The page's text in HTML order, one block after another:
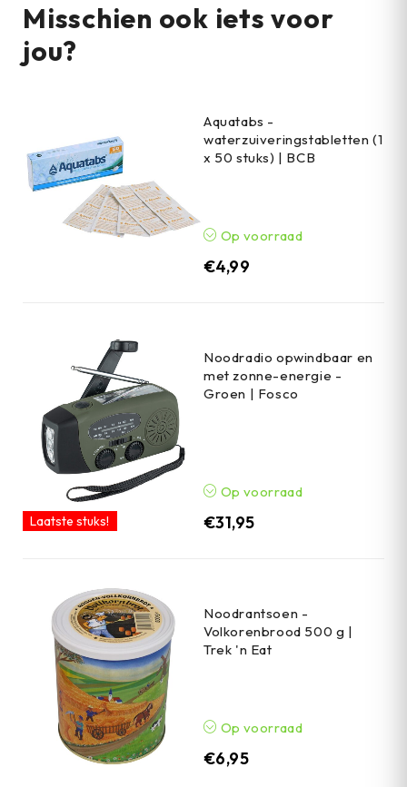
Misschien ook iets voor
jou?
Aquatabs -
waterzuiveringstabletten (1
x 50 stuks) | BCB
Op voorraad
€4,99
Laatste stuks!
Noodradio opwindbaar en
met zonne-energie -
Groen | Fosco
Op voorraad
€31,95
Noodrantsoen -
Volkorenbrood 500 g |
Trek 'n Eat
Op voorraad
€6,95